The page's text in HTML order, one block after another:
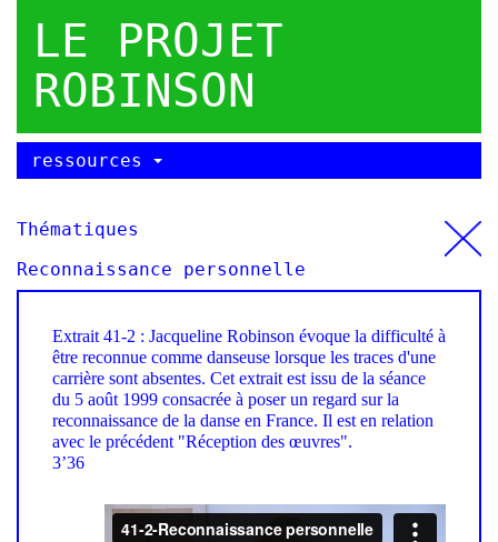
LE PROJET
ROBINSON
ressources
Thématiques
Reconnaissance personnelle
Extrait 41-2 : Jacqueline Robinson évoque la difficulté à
être reconnue comme danseuse lorsque les traces d'une
carrière sont absentes. Cet extrait est issu de la séance
du 5 août 1999 consacrée à poser un regard sur la
reconnaissance de la danse en France. Il est en relation
avec le précédent "Réception des œuvres".
3’36